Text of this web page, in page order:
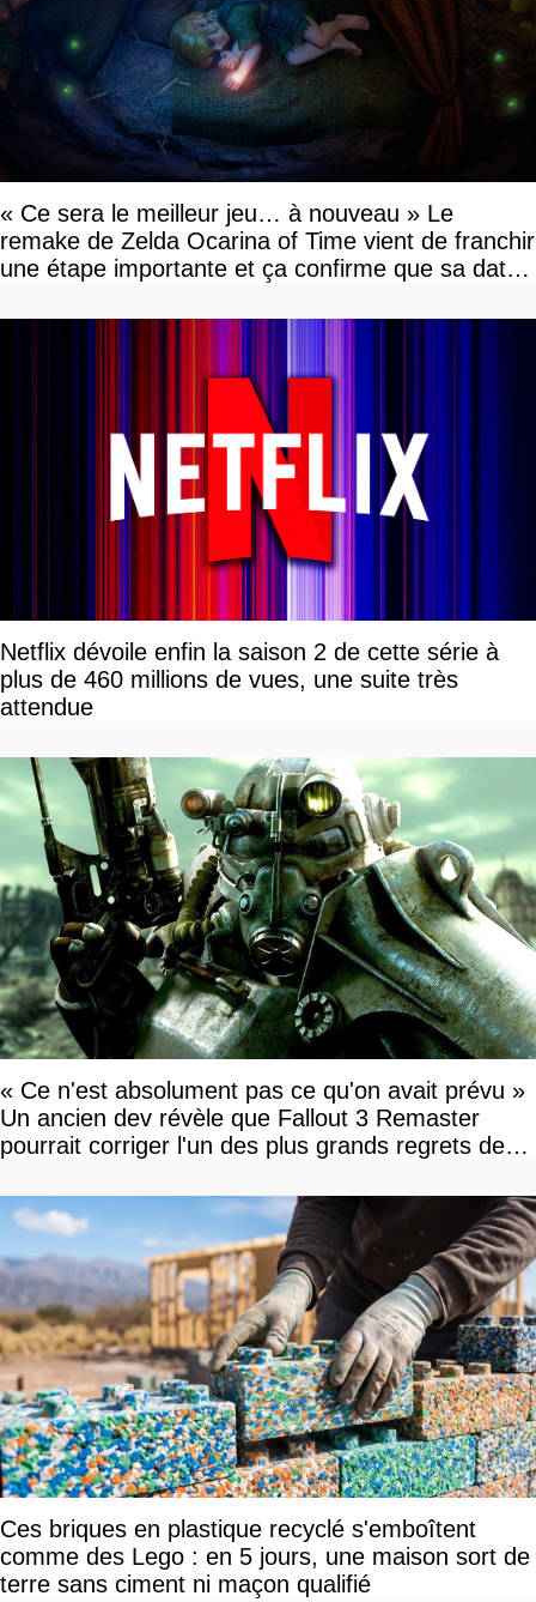
« Ce sera le meilleur jeu… à nouveau » Le
remake de Zelda Ocarina of Time vient de franchir
une étape importante et ça confirme que sa date
Netflix dévoile enfin la saison 2 de cette série à
plus de 460 millions de vues, une suite très
attendue
« Ce n'est absolument pas ce qu'on avait prévu »
Un ancien dev révèle que Fallout 3 Remaster
pourrait corriger l'un des plus grands regrets de
Ces briques en plastique recyclé s'emboîtent
comme des Lego : en 5 jours, une maison sort de
terre sans ciment ni maçon qualifié